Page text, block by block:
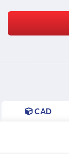
CAD